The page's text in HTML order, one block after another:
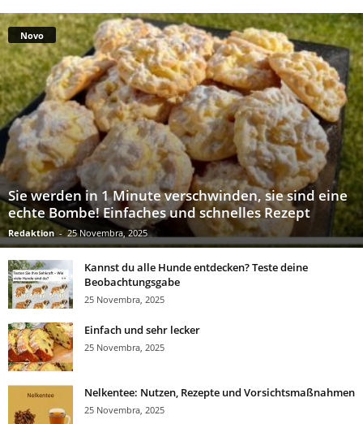
Novo
Sie werden in 1 Minute verschwinden, sie sind eine
echte Bombe! Einfaches und schnelles Rezept
Redaktion - 25 Novembra, 2025
Kannst du alle Hunde entdecken? Teste deine
Beobachtungsgabe
25 Novembra, 2025
Einfach und sehr lecker
25 Novembra, 2025
Nelkentee: Nutzen, Rezepte und Vorsichtsmaßnahmen
25 Novembra, 2025